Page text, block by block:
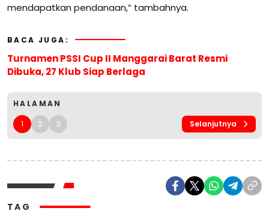
mendapatkan pendanaan,” tambahnya.
BACA JUGA:
Turnamen PSSI Cup II Manggarai Barat Resmi
Dibuka, 27 Klub Siap Berlaga
HALAMAN
1 2 3 Selanjutnya
TAG